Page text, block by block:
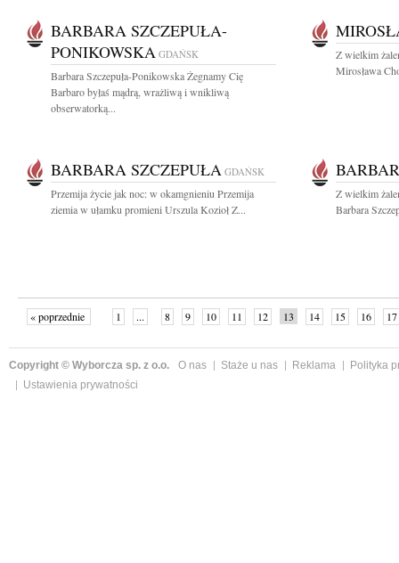
BARBARA SZCZEPUŁA-
PONIKOWSKA GDAŃSK
Barbara Szczepuła-Ponikowska Żegnamy Cię
Barbaro byłaś mądrą, wrażliwą i wnikliwą
obserwatorką...
Z wielkim
Mirosława
BARBARA SZCZEPUŁA GDAŃSK
Przemija życie jak noc: w okamgnieniu Przemija
ziemia w ułamku promieni Urszula Kozioł Z...
Z wielkim
Barbara
« poprzednie 1 ... 8 9 10 11 12 13 14 15 16 17
Copyright © Wyborcza sp. z o.o. O nas Staże u nas Reklama
Polityka
Ustawienia prywatności